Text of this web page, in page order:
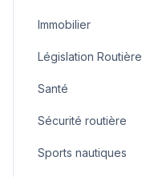
Immobilier
Législation Routière
Santé
Sécurité routière
Sports nautiques